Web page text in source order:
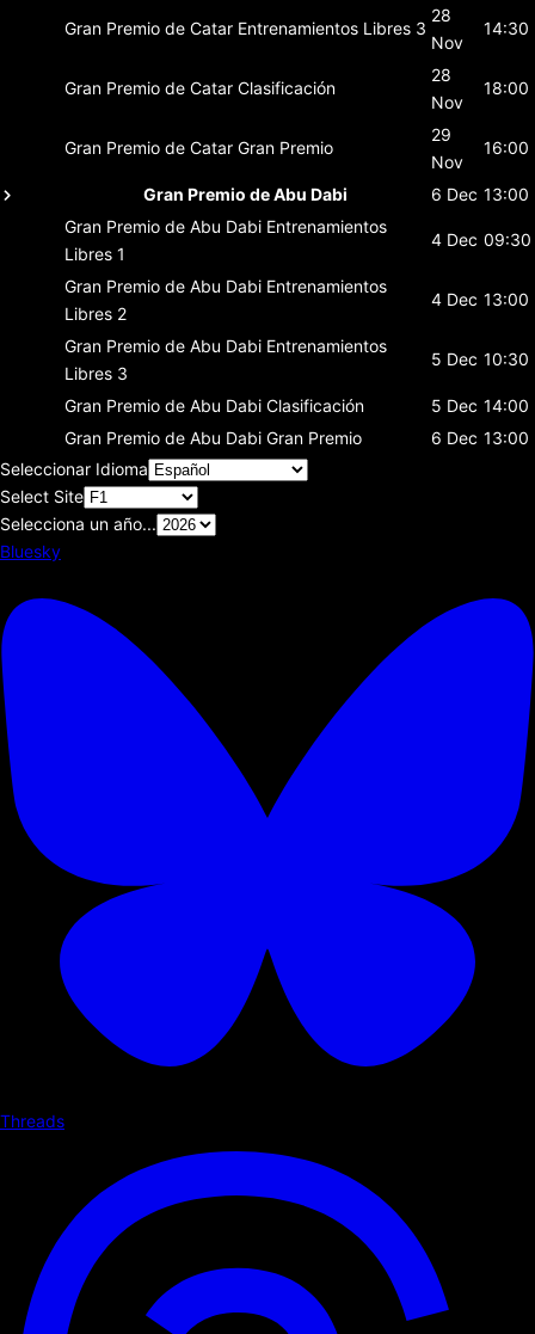
Gran Premio de Catar Entrenamientos Libres 3
28
Nov
14:30
Gran Premio de Catar Clasificación
28
Nov
18:00
Gran Premio de Catar Gran Premio
29
Nov
16:00
Gran Premio de Abu Dabi 6 Dec 13:00
Gran Premio de Abu Dabi Entrenamientos
Libres 1
4 Dec 09:30
Gran Premio de Abu Dabi Entrenamientos
Libres 2
4 Dec 13:00
Gran Premio de Abu Dabi Entrenamientos
Libres 3
5 Dec 10:30
Gran Premio de Abu Dabi Clasificación 5 Dec 14:00
Gran Premio de Abu Dabi Gran Premio 6 Dec 13:00
Seleccionar Idioma
Select Site
Selecciona un año...
Bluesky
Threads